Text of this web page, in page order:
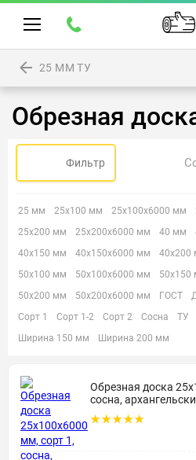
25 ММ ТУ
Обрезная
Фильтр
25 мм 25х100 мм 25х100х6000 мм
25х200 мм
25х200х6000 мм 40 мм
40х150 мм
40х150х6000 мм 40х200
50х100 мм
50х100х6000 мм 50х150
50х200 мм
50х200х6000 мм ГОСТ
Сорт 1
Сорт 1-2 Сорт 2 Сосна ТУ
Ширина 150 мм
Ширина 200 мм
Обрезная доска
сосна,